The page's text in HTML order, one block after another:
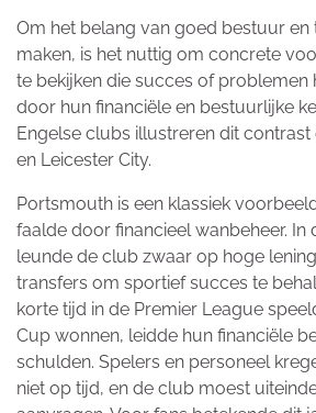
Om het belang van goed bestuur en
maken, is het nuttig om concrete
te bekijken die succes of problemen
door hun financiële en bestuurlijke
Engelse clubs illustreren dit
en Leicester City.
Portsmouth is een klassiek
faalde door financieel wanbeheer. In
leunde de club zwaar op hoge
transfers om sportief succes te
korte tijd in de Premier League
Cup wonnen, leidde hun financiële
schulden. Spelers en personeel
niet op tijd, en de club moest